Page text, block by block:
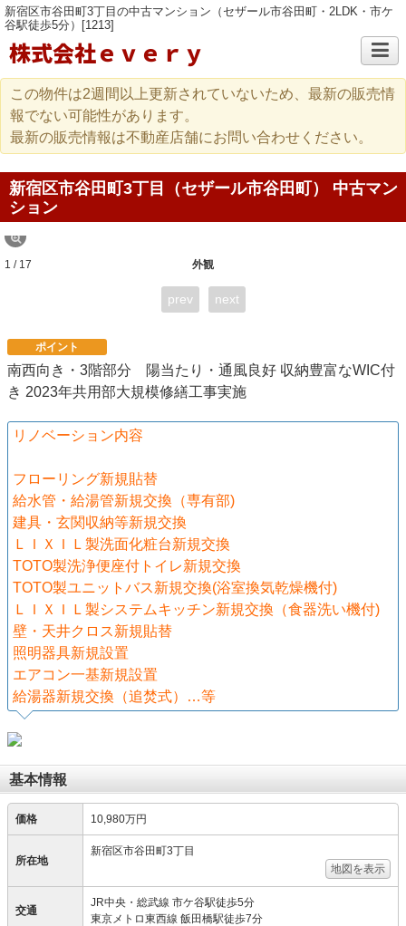
新宿区市谷田町3丁目の中古マンション（セザール市谷田町・2LDK・市ケ
谷駅徒歩5分）[1213]
株式会社ｅｖｅｒｙ
この物件は2週間以上更新されていないため、最新の販売情
報でない可能性があります。
最新の販売情報は不動産店舗にお問い合わせください。
新宿区市谷田町3丁目（セザール市谷田町） 中古マン
ション
外観
1 / 17
prev next
ポイント
南西向き・3階部分 陽当たり・通風良好 収納豊富なWIC付
き 2023年共用部大規模修繕工事実施
リノベーション内容
フローリング新規貼替
給水管・給湯管新規交換（専有部)
建具・玄関収納等新規交換
ＬＩＸＩＬ製洗面化粧台新規交換
TOTO製洗浄便座付トイレ新規交換
TOTO製ユニットバス新規交換(浴室換気乾燥機付)
ＬＩＸＩＬ製システムキッチン新規交換（食器洗い機付)
壁・天井クロス新規貼替
照明器具新規設置
エアコン一基新規設置
給湯器新規交換（追焚式）…等
基本情報
価格 10,980万円
所在地
新宿区市谷田町3丁目
地図を表示
交通
JR中央・総武線 市ケ谷駅徒歩5分
東京メトロ東西線 飯田橋駅徒歩7分